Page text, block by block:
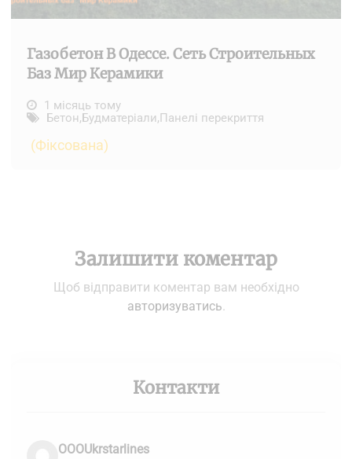
Газобетон В Одессе. Сеть Строительных
Баз Мир Керамики
1 місяць тому
Бетон,Будматеріали,Панелі перекриття
(Фіксована)
Залишити коментар
Щоб відправити коментар вам необхідно
авторизуватись.
Контакти
OOOUkrstarlines